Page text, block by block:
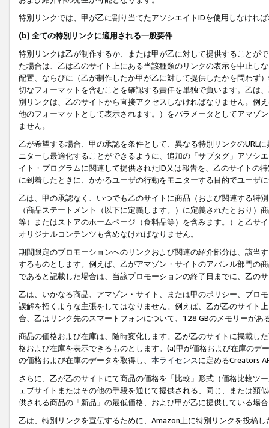
特別リンクでは、甲が乙に割り当てたアソシエイトIDを使用しなけれ
(b) 全ての特別リンクに適用される一般要件
特別リンクは乙が制作するか、または甲が乙に対して提供することが
た場合は、乙は乙のサイト上にある当該種類のリンクの表示を中止し
配置、ならびに（乙が制作したか甲が乙に対して提供したかを問わず
切なフォーマットを含むことを確認する責任を単独で負います。乙は
別リンクは、乙のサイトから直接アクセスしなければなりません。例
他のフォーマットとして表示されます。）をパラメータとしてアマゾ
ません。
乙が希望する場合、甲の承認を条件として、異なる特別リンクのURL
ニターし最適化することができるように、追加の「サブタグ」アソシ
イト・プログラムに関連して提供されたID又は報告を、乙のサイトの
に到着したときに、かかるユーザの行動をモニターする目的でユーザ
乙は、甲の承認なく、いつでも乙のサイトに商品（および関連する特
（商品ステートメント（以下に定義します。）に定義されたとおり
等）またはストアのホームページ（食料品等）を含みます。）と乙サ
オリジナルコンテンツも含めなければなりません。
期間限定のプロモーションへのリンクおよび関連の紹介部分は、該当
するものとします。例えば、乙がアマゾン・サイトのアパレル部門の
であると記載した場合は、当該プロモーションの終了日までに、乙の
乙は、いかなる商品、アマゾン・サイト、または甲のポリシー、プロ
誤解を招くような主張をしてはなりません。例えば、乙が乙のサイト
合、乙はリンク先のスマートフォンについて、128 GBのメモリーがあ
商品の価格および在庫は、随時変化します。乙が乙のサイトに掲載し
格および在庫を表示できるものとします。(a)甲が価格および在庫の
の価格および在庫のデータを取得し、 本ライセンスに定めるCreators
さらに、乙が乙のサイトにて商品の価格を「比較」形式（価格比較ツ
ェブサイトまたはその他の手段を通じて提供される、同じ、または類
供される商品の「新品」の最低価格、および甲が乙に提供している場
乙は、特別リンクを宣伝するために、Amazon上に特別リンクを投稿